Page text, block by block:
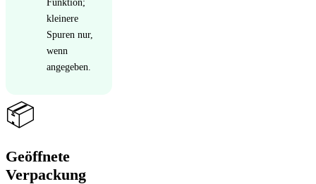
Funktion;
kleinere
Spuren nur,
wenn
angegeben.
📦
Geöffnete
Verpackung